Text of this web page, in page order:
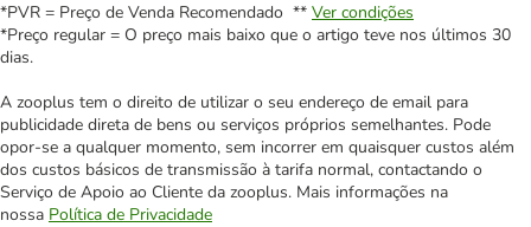
*PVR = Preço de Venda Recomendado ** Ver condições
*Preço regular = O preço mais baixo que o artigo teve nos últimos 30
dias.
A zooplus tem o direito de utilizar o seu endereço de email para
publicidade direta de bens ou serviços próprios semelhantes. Pode
opor-se a qualquer momento, sem incorrer em quaisquer custos além
dos custos básicos de transmissão à tarifa normal, contactando o
Serviço de Apoio ao Cliente da zooplus. Mais informações na
nossa Política de Privacidade